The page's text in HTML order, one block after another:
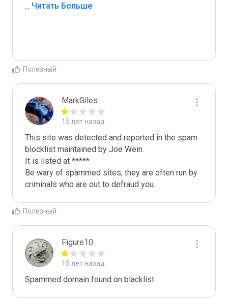
... Читать Больше
Полезный
MarkGiles
15 лет назад
This site was detected and reported in the spam
blocklist maintained by Joe Wein.
It is listed at *****
Be wary of spammed sites, they are often run by
criminals who are out to defraud you.
Полезный
Figure10
15 лет назад
Spammed domain found on blacklist